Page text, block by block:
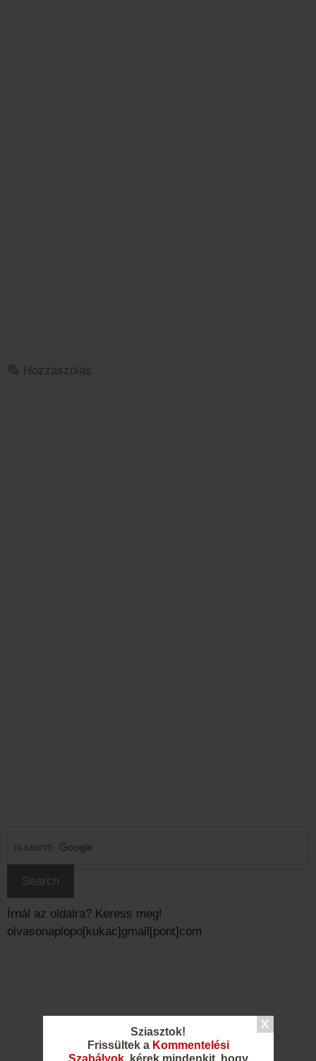
Sziasztok!
Frissültek a Kommentelési
Szabályok, kérek mindenkit, hogy
Hozzászólás
Írnál az oldalra? Keress meg!
olvasonaplopo[kukac]gmail[pont]com